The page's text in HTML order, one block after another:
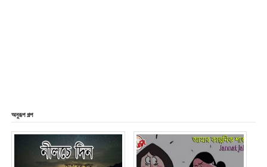
অনুরূপ গল্প